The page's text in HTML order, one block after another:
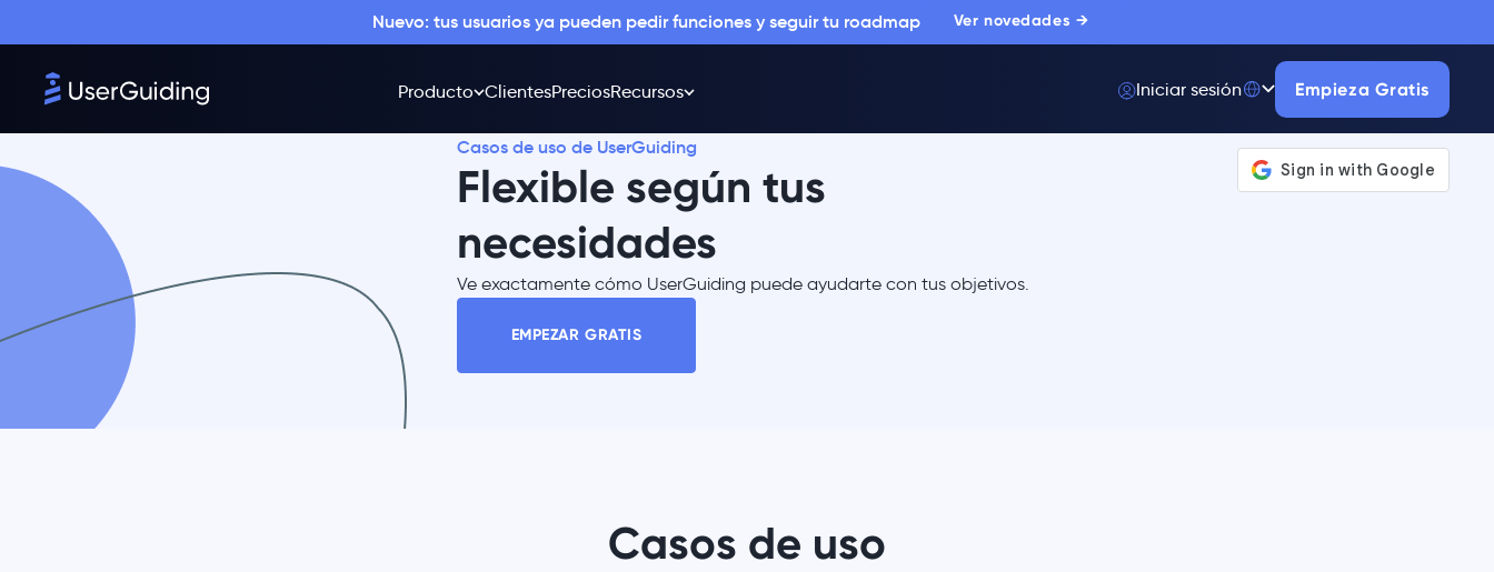
Nuevo: tus usuarios ya pueden pedir funciones y seguir tu roadmap Ver novedades →
Producto ClientesPreciosRecursos Iniciar sesión Empieza Gratis
Casos de uso de UserGuiding
Flexible según tus
necesidades
Ve exactamente cómo UserGuiding puede ayudarte con tus objetivos.
EMPEZAR GRATIS
Casos de uso